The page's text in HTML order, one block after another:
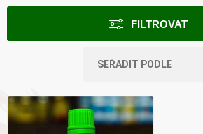
FILTROVAT